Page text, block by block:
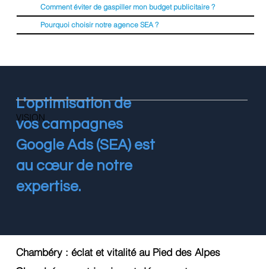
Comment éviter de gaspiller mon budget publicitaire ?
Pourquoi choisir notre agence SEA ?
VISION
L'optimisation de
vos campagnes
Google Ads (SEA) est
au cœur de notre
expertise.
Chambéry : éclat et vitalité au Pied des Alpes